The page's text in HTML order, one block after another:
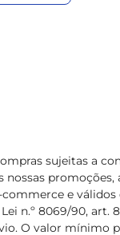
sujeitas a
e
n.º 8069/90, art.
O valor mínimo